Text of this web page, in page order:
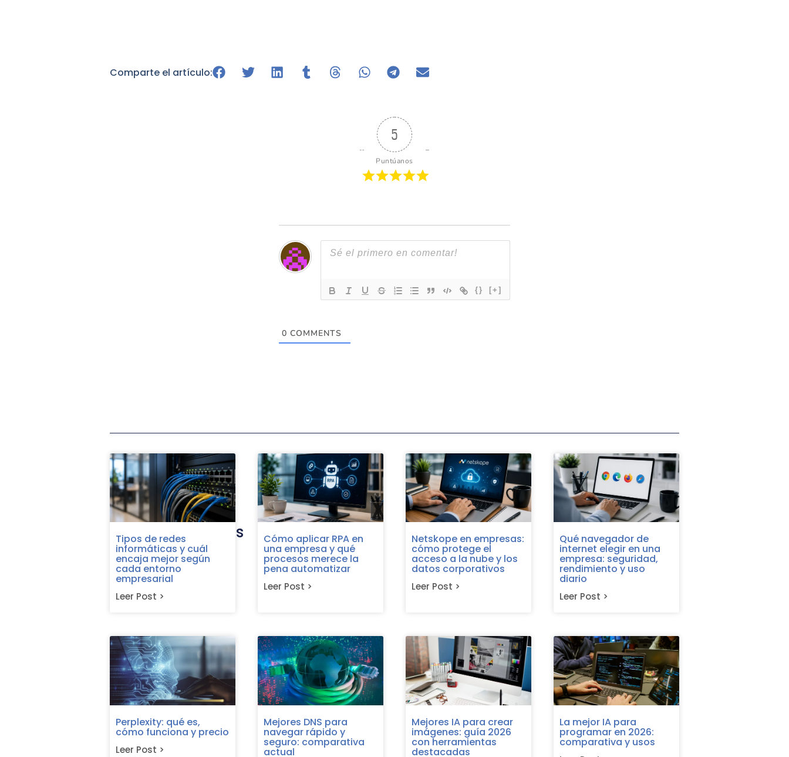
Comparte el artículo:
5
Puntúanos
{} [+]
0 COMMENTS
Anterior Siguiente
Últimas entradas
Tipos de redes
informáticas y cuál
encaja mejor según
cada entorno
empresarial
Leer Post >
Cómo aplicar RPA en
una empresa y qué
procesos merece la
pena automatizar
Leer Post >
Netskope en empresas:
cómo protege el
acceso a la nube y los
datos corporativos
Leer Post >
Qué navegador de
internet elegir en una
empresa: seguridad,
rendimiento y uso
diario
Leer Post >
Perplexity: qué es,
cómo funciona y precio
Leer Post >
Mejores DNS para
navegar rápido y
seguro: comparativa
actual
Mejores IA para crear
imágenes: guía 2026
con herramientas
destacadas
La mejor IA para
programar en 2026:
comparativa y usos